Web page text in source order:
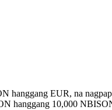
hanggang EUR, na
hanggang 10,000